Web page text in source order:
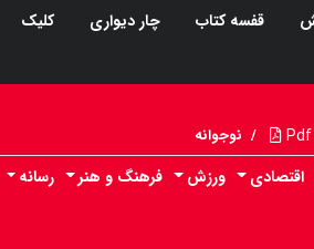
قفسه کتاب چار دیواری کلیک
/ نوجوانه
اقتصادی ورزش فرهنگ و هنر رسانه